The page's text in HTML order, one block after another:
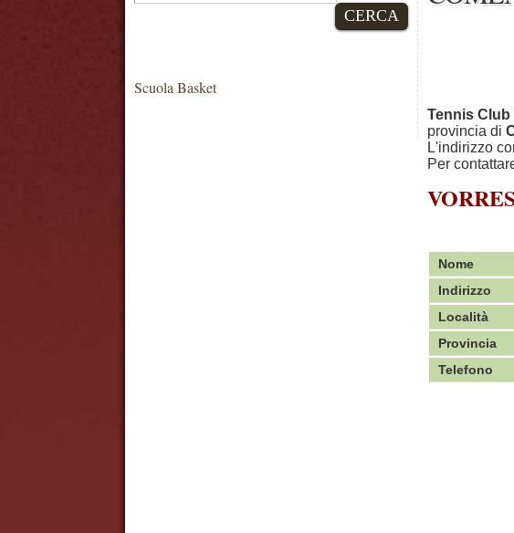
CERCA
Scuola Basket
Tennis Club
provincia di
L'indirizzo
Per
Nome
Indirizzo
Località
Provincia
Telefono